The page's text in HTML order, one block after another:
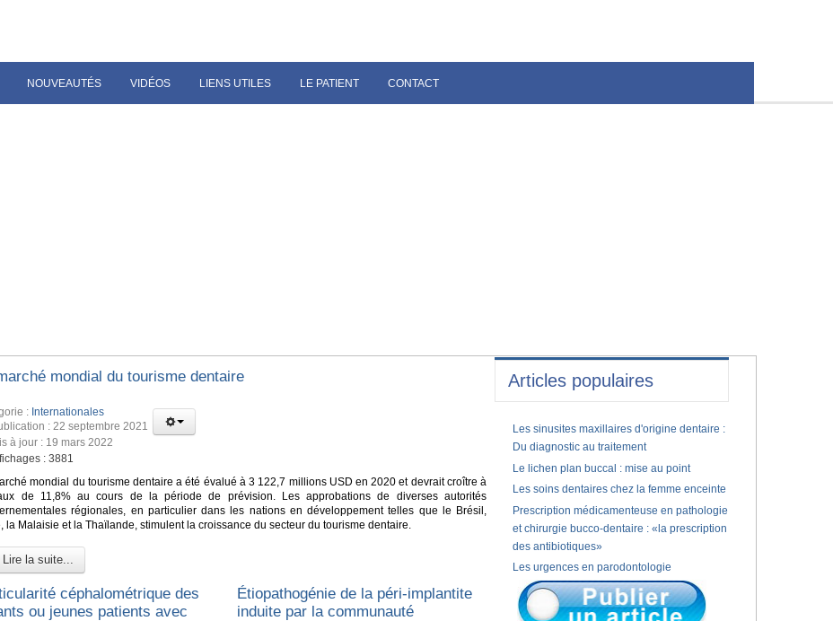
NOUVEAUTÉS VIDÉOS LIENS UTILES LE PATIENT CONTACT
mondial du tourisme dentaire
: Internationales
: 22 septembre 2021
à jour : 19 mars 2022
: 3881
mondial du tourisme dentaire a été évalué à 3 122,7 millions USD en 2020 et devrait croître à
de 11,8% au cours de la période de prévision. Les approbations de diverses autorités
régionales, en particulier dans les nations en développement telles que le Brésil,
la Malaisie et la Thaïlande, stimulent la croissance du secteur du tourisme dentaire.
Lire la suite...
céphalométrique des
ou jeunes patients avec
Étiopathogénie de la péri-implantite
induite par la communauté
Articles populaires
Les sinusites maxillaires d'origine dentaire :
Du diagnostic au traitement
Le lichen plan buccal : mise au point
Les soins dentaires chez la femme enceinte
Prescription médicamenteuse en pathologie
et chirurgie bucco-dentaire : «la prescription
des antibiotiques»
Les urgences en parodontologie